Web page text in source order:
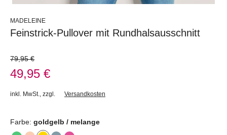
MADELEINE
Feinstrick-Pullover mit Rundhalsausschnitt
79,95 €
49,95 €
inkl. MwSt. zzgl. Versandkosten
Farbe: goldgelb / melange